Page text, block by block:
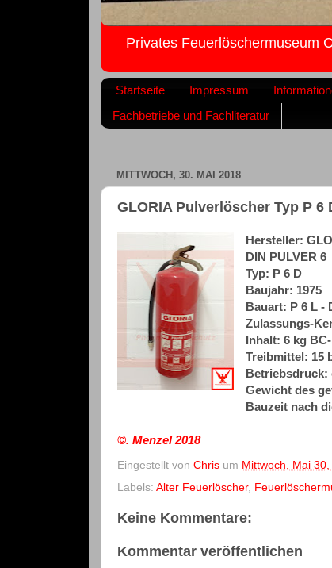
Privates Feuerlöschermuseum
Startseite Impressum
Fachbetriebe und Fachliteratur
MITTWOCH, 30. MAI 2018
GLORIA Pulverlöscher Typ P 6
Hersteller:
DIN PULVER 6
Typ: P 6 D
Baujahr: 1975
Bauart: P 6 L -
Zulassungs-
Inhalt: 6 kg
Treibmittel: 15
Betriebsdruck:
Gewicht des
Bauzeit nach
©. Menzel2018
Eingestellt von Chris um Mittwoch, Mai
Labels: Alter Feuerlöscher,
Keine Kommentare:
Kommentar veröffentlichen